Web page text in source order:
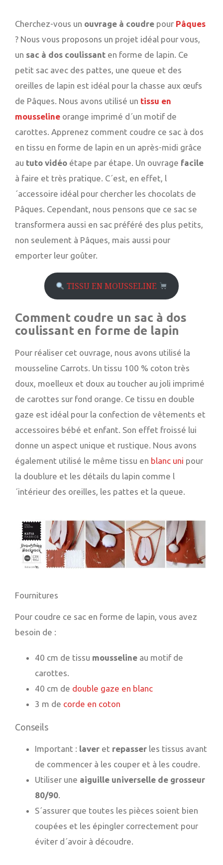
Cherchez-vous un ouvrage à coudre pour Pâques
? Nous vous proposons un projet idéal pour vous,
un sac à dos coulissant en forme de lapin. Ce
petit sac avec des pattes, une queue et des
oreilles de lapin est idéal pour la chasse aux œufs
de Pâques. Nous avons utilisé un tissu en
mousseline orange imprimé d´un motif de
carottes. Apprenez comment coudre ce sac à dos
en tissu en forme de lapin en un après-midi grâce
au tuto vidéo étape par étape. Un ouvrage facile
à faire et très pratique. C´est, en effet, l
´accessoire idéal pour chercher les chocolats de
Pâques. Cependant, nous pensons que ce sac se
transformera aussi en sac préféré des plus petits,
non seulement à Pâques, mais aussi pour
emporter leur goûter.
TISSU EN MOUSSELINE
Comment coudre un sac à dos
coulissant en forme de lapin
Pour réaliser cet ouvrage, nous avons utilisé la
mousseline Carrots. Un tissu 100 % coton très
doux, moelleux et doux au toucher au joli imprimé
de carottes sur fond orange. Ce tissu en double
gaze est idéal pour la confection de vêtements et
accessoires bébé et enfant. Son effet froissé lui
donne un aspect unique et rustique. Nous avons
également utilisé le même tissu en blanc uni pour
la doublure et les détails du lapin comme l
´intérieur des oreilles, les pattes et la queue.
Fournitures
Pour coudre ce sac en forme de lapin, vous avez
besoin de :
40 cm de tissu mousseline au motif de
carottes.
40 cm de double gaze en blanc
3 m de corde en coton
Conseils
Important : laver et repasser les tissus avant
de commencer à les couper et à les coudre.
Utiliser une aiguille universelle de grosseur
80/90.
S´assurer que toutes les pièces soient bien
coupées et les épingler correctement pour
éviter d´avoir à découdre.